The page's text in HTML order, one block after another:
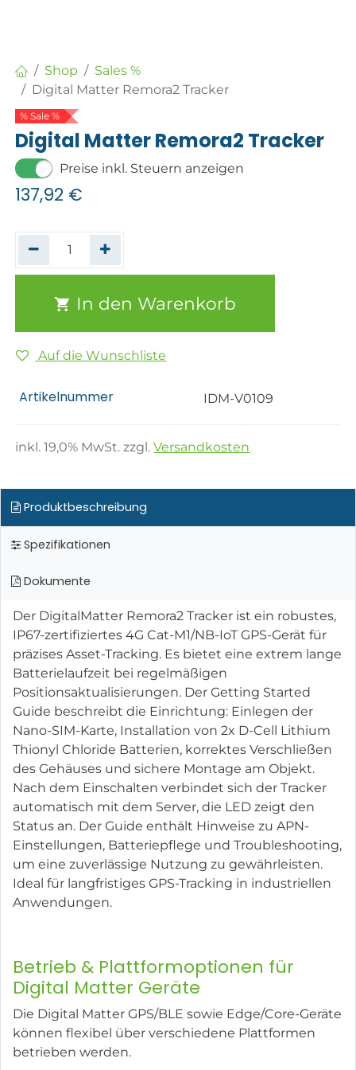
Shop
Sales %
Digital Matter Remora2 Tracker
% Sale %
Digital Matter Remora2 Tracker
Preise inkl. Steuern anzeigen
137,92 €
In den Warenkorb
Auf die Wunschliste
Artikelnummer IDM-V0109
inkl.19,0% MwSt. zzgl.Versandkosten
Produktbeschreibung
Spezifikationen
Dokumente
Der DigitalMatter Remora2 Tracker ist ein robustes,
IP67-zertifiziertes 4G Cat-M1/NB-IoT GPS-Gerät für
präzises Asset-Tracking. Es bietet eine extrem lange
Batterielaufzeit bei regelmäßigen
Positionsaktualisierungen. Der Getting Started
Guide beschreibt die Einrichtung: Einlegen der
Nano-SIM-Karte, Installation von 2x D-Cell Lithium
Thionyl Chloride Batterien, korrektes Verschließen
des Gehäuses und sichere Montage am Objekt.
Nach dem Einschalten verbindet sich der Tracker
automatisch mit dem Server, die LED zeigt den
Status an. Der Guide enthält Hinweise zu APN-
Einstellungen, Batteriepflege und Troubleshooting,
um eine zuverlässige Nutzung zu gewährleisten.
Ideal für langfristiges GPS-Tracking in industriellen
Anwendungen.
Betrieb & Plattformoptionen für
Digital Matter Geräte
Die Digital Matter GPS/BLE sowie Edge/Core-Geräte
können flexibel über verschiedene Plattformen
betrieben werden.